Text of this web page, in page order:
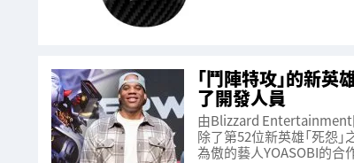
「鬥陣特攻」的新英
了開發人員
由Blizzard Entertainment
除了第52位新英雄「死怨
為傲的藝人YOASOBI的合